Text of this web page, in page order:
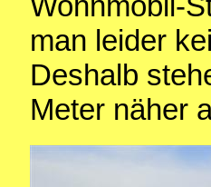
man leider
Deshalb
Meter näher